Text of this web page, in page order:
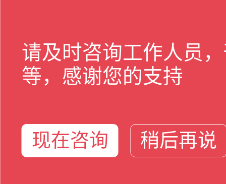
请及时咨询工作人员
等，感谢您的支持
现在咨询 稍后再说